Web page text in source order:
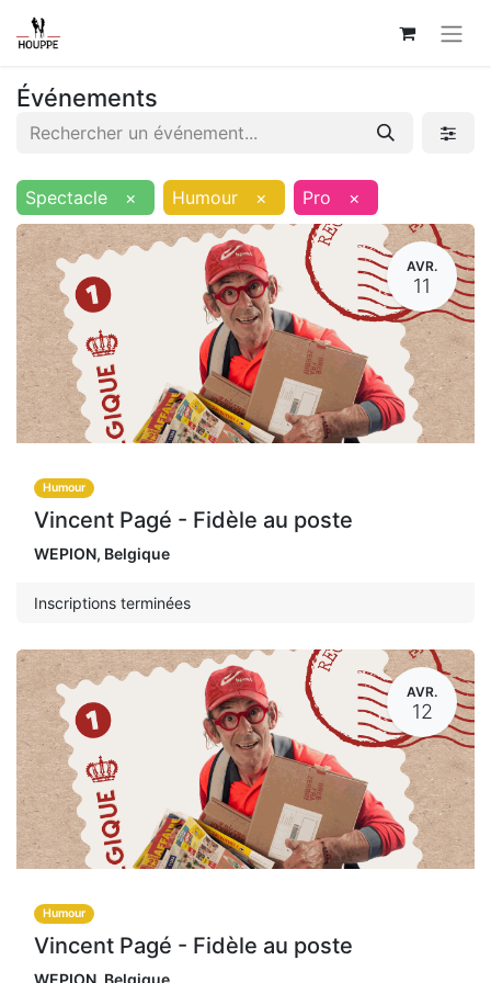
Événements
Spectacle × Humour × Pro ×
AVR.
11
Humour
Vincent Pagé - Fidèle au poste
WEPION, Belgique
Inscriptions terminées
AVR.
12
Humour
Vincent Pagé - Fidèle au poste
WEPION Belgique